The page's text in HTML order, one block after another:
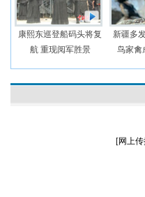
康熙东巡登船码头将复
航 重现阅军胜景
新疆多
鸟家禽
[网上传